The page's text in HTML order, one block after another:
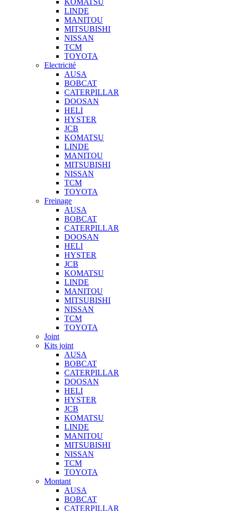
KOMATSU
LINDE
MANITOU
MITSUBISHI
NISSAN
TCM
TOYOTA
Electricité
AUSA
BOBCAT
CATERPILLAR
DOOSAN
HELI
HYSTER
JCB
KOMATSU
LINDE
MANITOU
MITSUBISHI
NISSAN
TCM
TOYOTA
Freinage
AUSA
BOBCAT
CATERPILLAR
DOOSAN
HELI
HYSTER
JCB
KOMATSU
LINDE
MANITOU
MITSUBISHI
NISSAN
TCM
TOYOTA
Joint
Kits joint
AUSA
BOBCAT
CATERPILLAR
DOOSAN
HELI
HYSTER
JCB
KOMATSU
LINDE
MANITOU
MITSUBISHI
NISSAN
TCM
TOYOTA
Montant
AUSA
BOBCAT
CATERPILLAR